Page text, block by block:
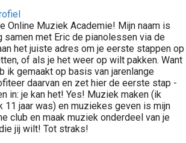
Online Muziek Academie! Mijn naam is
samen met Eric de pianolessen via de
het juiste adres om je eerste stappen op
of als je het weer op wilt pakken. Want
ik gemaakt op basis van jarenlange
daarvan en zet hier de eerste stap -
in: je kan het! Yes! Muziek maken (ik
11 jaar was) en muziekes geven is mijn
club en maak muziek onderdeel van je
jij wilt! Tot straks!